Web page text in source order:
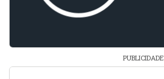
PUBLICIDADE